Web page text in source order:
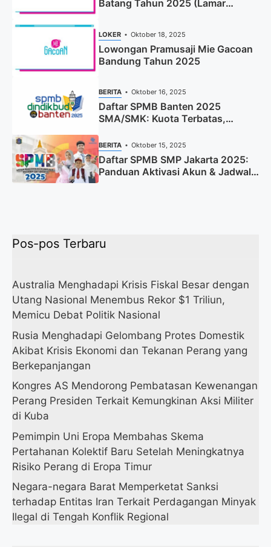
Batang Tahun 2025 (Lamar
LOKER Oktober 18, 2025
Lowongan Pramusaji Mie Gacoan
Bandung Tahun 2025
BERITA Oktober 16, 2025
Daftar SPMB Banten 2025
SMA/SMK: Kuota Terbatas,
BERITA Oktober 15, 2025
Daftar SPMB SMP Jakarta 2025:
Panduan Aktivasi Akun & Jadwal
Lengkap
Pos-pos Terbaru
Australia Menghadapi Krisis Fiskal Besar dengan
Utang Nasional Menembus Rekor $1 Triliun,
Memicu Debat Politik Nasional
Rusia Menghadapi Gelombang Protes Domestik
Akibat Krisis Ekonomi dan Tekanan Perang yang
Berkepanjangan
Kongres AS Mendorong Pembatasan Kewenangan
Perang Presiden Terkait Kemungkinan Aksi Militer
di Kuba
Pemimpin Uni Eropa Membahas Skema
Pertahanan Kolektif Baru Setelah Meningkatnya
Risiko Perang di Eropa Timur
Negara-negara Barat Memperketat Sanksi
terhadap Entitas Iran Terkait Perdagangan Minyak
Ilegal di Tengah Konflik Regional